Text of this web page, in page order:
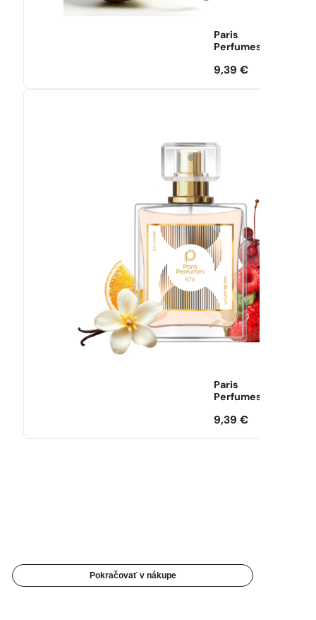
Paris
Perfumes
9,39€
Paris
Perfumes
9,39€
Pokračovať v nákupe